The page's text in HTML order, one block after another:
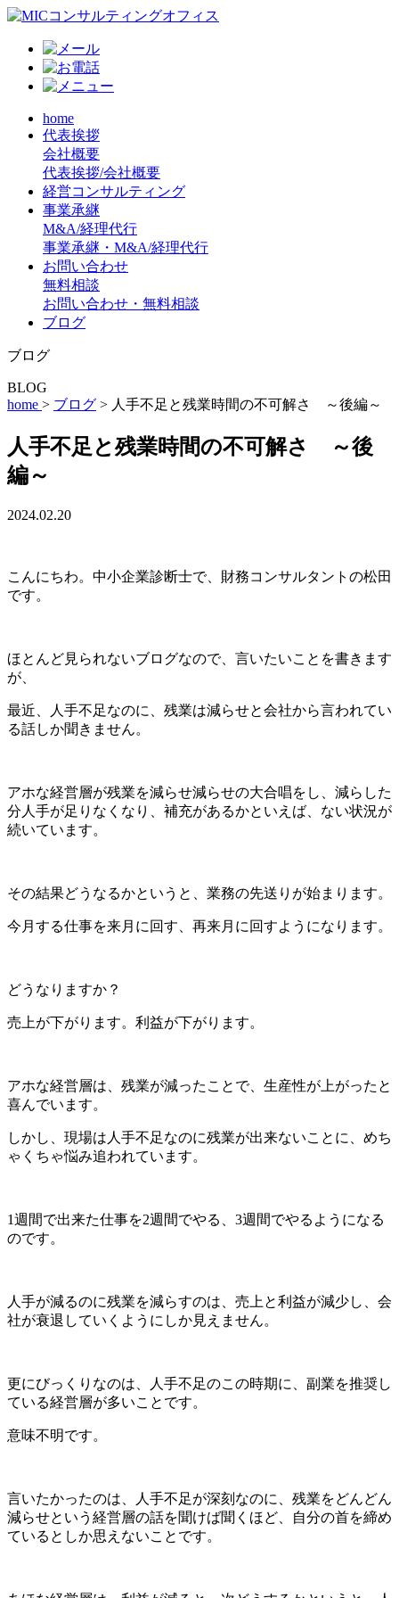
home
代表挨拶
会社概要
代表挨拶/会社概要
経営コンサルティング
事業承継
M&A/経理代行
事業承継・M&A/経理代行
お問い合わせ
無料相談
お問い合わせ・無料相談
ブログ
ブログ
BLOG
home > ブログ > 人手不足と残業時間の不可解さ ～後編～
人手不足と残業時間の不可解さ ～後
編～
2024.02.20
こんにちわ。中小企業診断士で、財務コンサルタントの松田
です。
ほとんど見られないブログなので、言いたいことを書きます
が、
最近、人手不足なのに、残業は減らせと会社から言われてい
る話しか聞きません。
アホな経営層が残業を減らせ減らせの大合唱をし、減らした
分人手が足りなくなり、補充があるかといえば、ない状況が
続いています。
その結果どうなるかというと、業務の先送りが始まります。
今月する仕事を来月に回す、再来月に回すようになります。
どうなりますか？
売上が下がります。利益が下がります。
アホな経営層は、残業が減ったことで、生産性が上がったと
喜んでいます。
しかし、現場は人手不足なのに残業が出来ないことに、めち
ゃくちゃ悩み追われています。
1週間で出来た仕事を2週間でやる、3週間でやるようになる
のです。
人手が減るのに残業を減らすのは、売上と利益が減少し、会
社が衰退していくようにしか見えません。
更にびっくりなのは、人手不足のこの時期に、副業を推奨し
ている経営層が多いことです。
意味不明です。
言いたかったのは、人手不足が深刻なのに、残業をどんどん
減らせという経営層の話を聞けば聞くほど、自分の首を締め
ているとしか思えないことです。